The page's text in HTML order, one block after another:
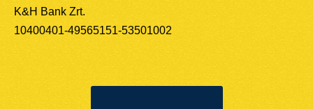
K&H Bank Zrt.
10400401-49565151-53501002